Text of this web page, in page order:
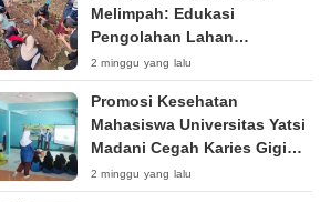
Melimpah: Edukasi
Pengolahan Lahan
Bedengan Organik bagi KWT
dan Ibu PKK RT 04 RW 01
Kelurahan Pakintelan
2 minggu yang lalu
Promosi Kesehatan
Mahasiswa Universitas Yatsi
Madani Cegah Karies Gigi
Anak
2 minggu yang lalu